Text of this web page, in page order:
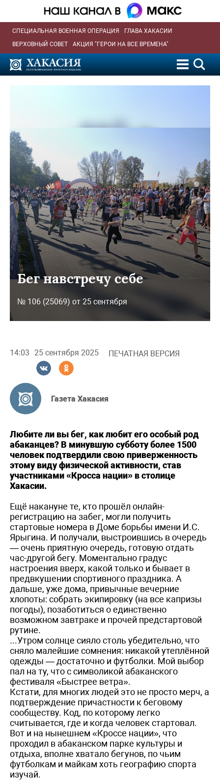
СПЕЦИАЛЬНАЯ ВОЕННАЯ ОПЕРАЦИЯ
ГЛАВА ХАКАСИИ
ВЕРХОВНЫЙ СОВЕТ
АКЦИЯ "ГЕРОИ НА ВСЕ ВРЕМЕНА"
Бег навстречу себе
№ 106 (25069) от 25 сентября
14:03 25 сентября 2025 ПЕЧАТНАЯ ВЕРСИЯ
Газета Хакасия
Любите ли вы бег, как любит его особый род
абаканцев? В минувшую субботу более 1500
человек подтвердили свою приверженность
этому виду физической активности, став
участниками «Кросса нации» в столице
Хакасии.
Ещё накануне те, кто прошёл онлайн-
регистрацию на забег, могли получить
стартовые номера в Доме борьбы имени И.С.
Ярыгина. И получали, выстроившись в очередь
— очень приятную очередь, готовую отдать
час-другой бегу. Моментально градус
настроения вверх, какой только и бывает в
предвкушении спортивного праздника. А
дальше, уже дома, привычные вечерние
хлопоты: собрать экипировку (на все капризы
погоды), позаботиться о единственно
возможном зав­траке и прочей предстартовой
рутине.
...Утром солнце сияло столь убедительно, что
сняло малейшие сомнения: никакой утеплённой
одежды — достаточно и футболки. Мой выбор
пал на ту, что с символикой абаканского
фестиваля «Быстрее ветра».
Кстати, для многих людей это не просто мерч, а
подтверждение причастности к беговому
сообществу. Код, по которому легко
считывается, где и когда человек стартовал.
Вот и на нынешнем «Кроссе нации», что
проходил в абаканском парке культуры и
отдыха, вполне хватало бегунов, по чьим
футболкам и майкам хоть географию спорта
изучай.